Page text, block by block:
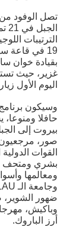
19 في قاعة
بقيادة خوان
غزير، حيث
اليوم الأول
وسيكون
حافلا
بيروت إلى
صور،
القوات
بشري ومتحف
ومعالمها
ضهور الشوير،
وباكيش،
أرز الباروك.